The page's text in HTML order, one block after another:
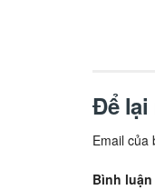
Để lại
Email của
Bình luận